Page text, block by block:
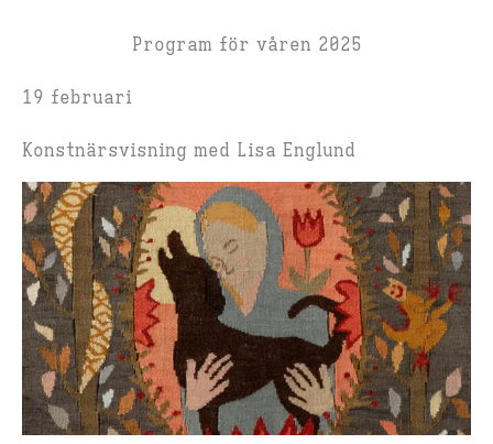
Program för våren 2025
19 februari
Konstnärsvisning med Lisa Englund